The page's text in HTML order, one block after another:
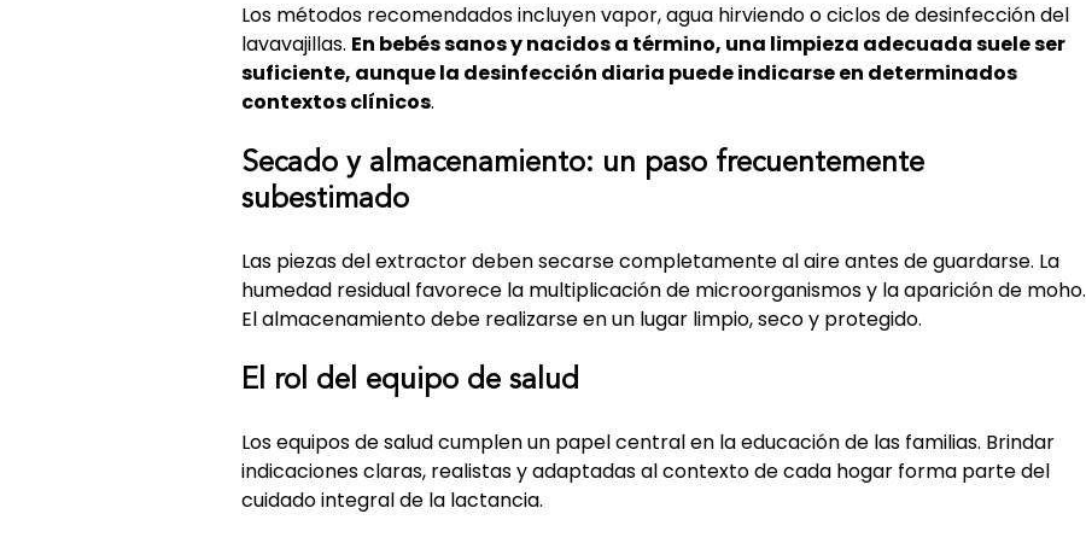
Los métodos recomendados incluyen vapor, agua hirviendo o ciclos de desinfección del
lavavajillas. En bebés sanos y nacidos a término, una limpieza adecuada suele ser
suficiente, aunque la desinfección diaria puede indicarse en determinados
contextos clínicos.
Secado y almacenamiento: un paso frecuentemente
subestimado
Las piezas del extractor deben secarse completamente al aire antes de guardarse. La
humedad residual favorece la multiplicación de microorganismos y la aparición de moho.
El almacenamiento debe realizarse en un lugar limpio, seco y protegido.
El rol del equipo de salud
Los equipos de salud cumplen un papel central en la educación de las familias. Brindar
indicaciones claras, realistas y adaptadas al contexto de cada hogar forma parte del
cuidado integral de la lactancia.